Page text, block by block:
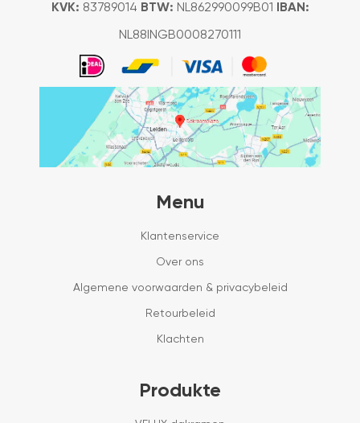
KVK: 83789014 BTW: NL862990099B01 IBAN:
NL88INGB0008270111
Menu
Klantenservice
Over ons
Algemene voorwaarden & privacybeleid
Retourbeleid
Klachten
Produkte